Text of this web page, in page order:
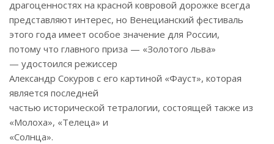
драгоценностях на красной ковровой дорожке всегда
представляют интерес, но Венецианский фестиваль
этого года имеет особое значение для России,
потому что главного приза — «Золотого льва»
— удостоился режиссер
Александр Сокуров с его картиной «Фауст», которая
является последней
частью исторической тетралогии, состоящей также из
«Молоха», «Телеца» и
«Солнца».